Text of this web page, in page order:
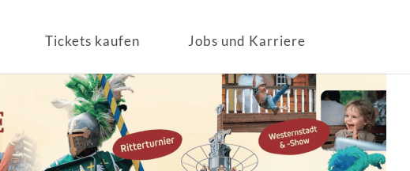
Tickets kaufen Jobs und Karriere